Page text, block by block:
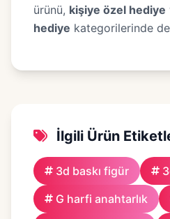
ürünü, kişiye özel hediye
hediye kategorilerinde
İlgili Ürün
3d baskı figür
G harfi anahtarlık